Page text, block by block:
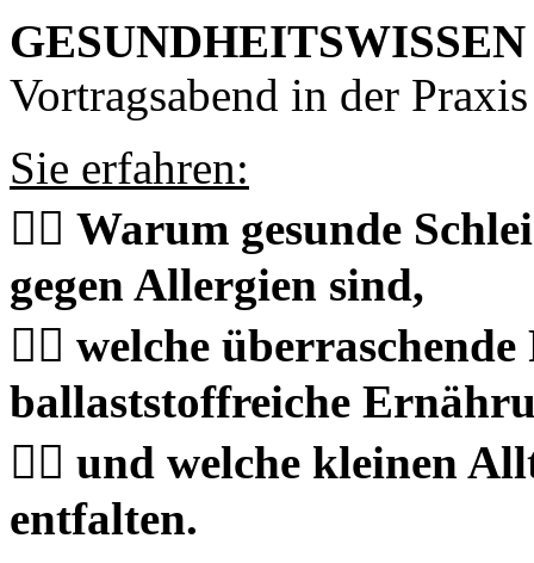
Vortragsabend in der
Sie erfahren:
👉🏻 Warum gesunde
gegen Allergien sind,
👉🏻 welche
ballaststoffreiche
👉🏻 und welche kleinen
entfalten.